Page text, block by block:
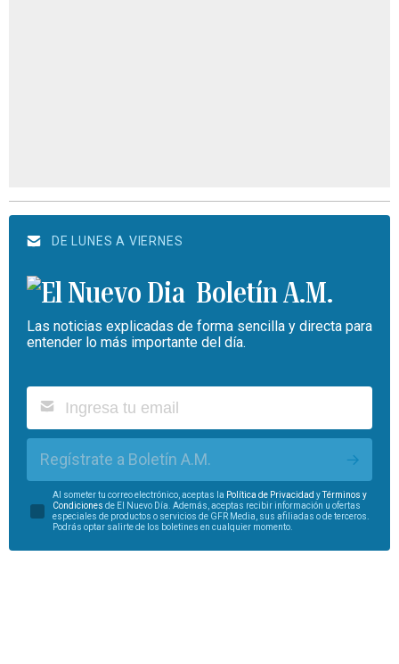
DE LUNES A VIERNES
Boletín A.M.
Las noticias explicadas de forma sencilla y directa para
entender lo más importante del día.
Regístrate a Boletín A.M.
Al someter tu correo electrónico, aceptas la Política de Privacidad yTérminos y
Condiciones de El Nuevo Día. Además, aceptas recibir información u ofertas
especiales de productos o servicios de GFR Media, sus afiliadas o de terceros.
Podrás optar salirte de los boletines en cualquier momento.